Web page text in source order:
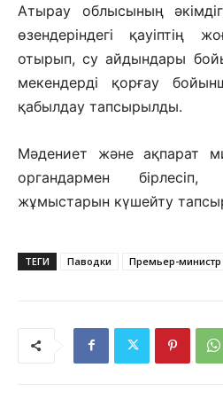
Атырау облысының
өзендеріндегі қауіптің
отырып, су айдындары
мекендерді қорғау
қабылдау тапсырылды.
Мәдениет және ақпарат
органдармен бірлесіп,
жұмыстарын күшейту
ТЕГИ Паводки Премьер-министр